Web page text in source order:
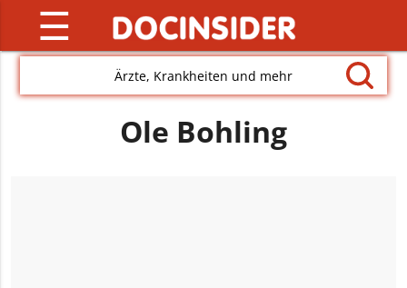
☰
Ärzte, Krankheiten und mehr
Ole Bohling